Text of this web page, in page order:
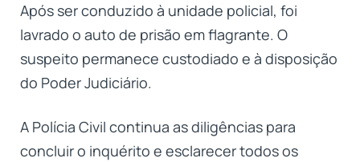
Após ser conduzido à unidade policial, foi
lavrado o auto de prisão em flagrante. O
suspeito permanece custodiado e à disposição
do Poder Judiciário.
A Polícia Civil continua as diligências para
concluir o inquérito e esclarecer todos os